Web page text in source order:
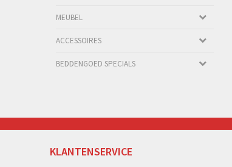
MEUBEL
ACCESSOIRES
BEDDENGOED SPECIALS
KLANTENSERVICE